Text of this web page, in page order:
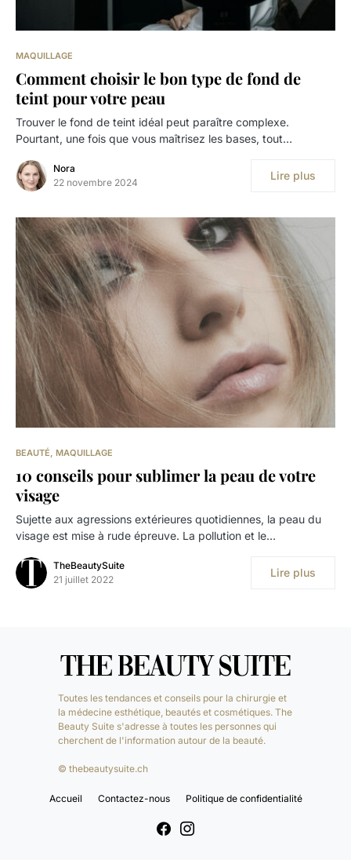
MAQUILLAGE
Comment choisir le bon type de fond de
teint pour votre peau
Trouver le fond de teint idéal peut paraître complexe.
Pourtant, une fois que vous maîtrisez les bases, tout…
Nora
22 novembre 2024
Lire plus
BEAUTÉ MAQUILLAGE
10 conseils pour sublimer la peau de votre
visage
Sujette aux agressions extérieures quotidiennes, la peau du
visage est mise à rude épreuve. La pollution et le…
TheBeautySuite
21 juillet 2022
Lire plus
Toutes les tendances et conseils pour la chirurgie et
la médecine esthétique, beautés et cosmétiques. The
Beauty Suite s'adresse à toutes les personnes qui
cherchent de l'information autour de la beauté.
© thebeautysuite.ch
Accueil Contactez-nous Politique de confidentialité